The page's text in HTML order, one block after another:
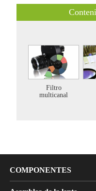
Filtro
multicanal
COMPONENTES